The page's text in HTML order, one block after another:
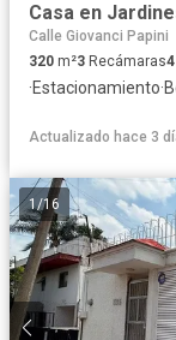
Casa en
Calle Giovanci Papini
320 m²3 Recámaras4
·Estacionamiento·
Actualizado hace 3
1/16